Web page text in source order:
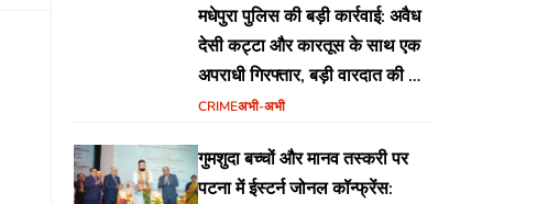
मधेपुरा पुलिस की बड़ी कार्रवाई: अवैध
देसी कट्टा और कारतूस के साथ एक
अपराधी गिरफ्तार, बड़ी वारदात की थी
योजना
CRIMEअभी-अभी
गुमशुदा बच्चों और मानव तस्करी पर
पटना में ईस्टर्न जोनल कॉन्फ्रेंस: